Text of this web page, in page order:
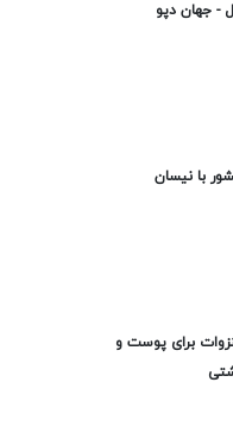
- جهان دپو
با نیسان
برای پوست و